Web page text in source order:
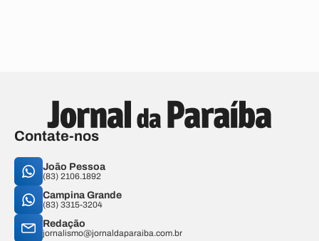
Contate-nos
João Pessoa
(83) 2106.1892
Campina Grande
(83) 3315-3204
Redação
jornalismo@jornaldaparaiba.com.br